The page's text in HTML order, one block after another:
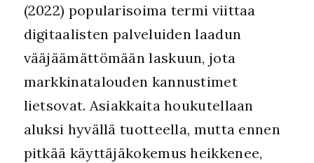
(2022) popularisoima termi viittaa
digitaalisten palveluiden laadun
vääjäämättömään laskuun, jota
markkinatalouden kannustimet
lietsovat. Asiakkaita houkutellaan
aluksi hyvällä tuotteella, mutta ennen
pitkää käyttäjäkokemus heikkenee,